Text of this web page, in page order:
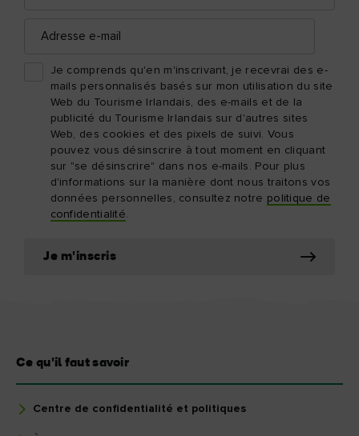
Je comprends qu'en m'inscrivant, je recevrai des e-
mails personnalisés basés sur mon utilisation du site
Web du Tourisme Irlandais, des e-mails et de la
publicité du Tourisme Irlandais sur d'autres sites
Web, des cookies et des pixels de suivi. Vous
pouvez vous désinscrire à tout moment en cliquant
sur "se désinscrire" dans nos e-mails. Pour plus
d'informations sur la manière dont nous traitons vos
données personnelles, consultez notre politique de
confidentialité
Je m'inscris
Ce qu'il faut savoir
Centre de confidentialité et politiques